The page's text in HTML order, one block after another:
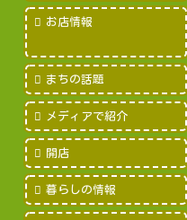
お店情報
まちの話題
メディアで紹介
開店
暮らしの情報